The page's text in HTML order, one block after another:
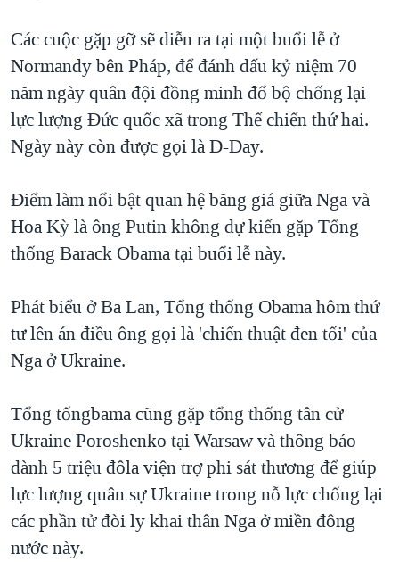
Các cuộc gặp gỡ sẽ diễn ra tại một buổi lễ ở
Normandy bên Pháp, để đánh dấu kỷ niệm 70
năm ngày quân đội đồng minh đổ bộ chống lại
lực lượng Ðức quốc xã trong Thế chiến thứ hai.
Ngày này còn được gọi là D-Day.
Ðiểm làm nổi bật quan hệ băng giá giữa Nga và
Hoa Kỳ là ông Putin không dự kiến gặp Tổng
thống Barack Obama tại buổi lễ này.
Phát biểu ở Ba Lan, Tổng thống Obama hôm thứ
tư lên án điều ông gọi là 'chiến thuật đen tối' của
Nga ở Ukraine.
Tổng tốngbama cũng gặp tổng thống tân cử
Ukraine Poroshenko tại Warsaw và thông báo
dành 5 triệu đôla viện trợ phi sát thương để giúp
lực lượng quân sự Ukraine trong nỗ lực chống lại
các phần tử đòi ly khai thân Nga ở miền đông
nước này.